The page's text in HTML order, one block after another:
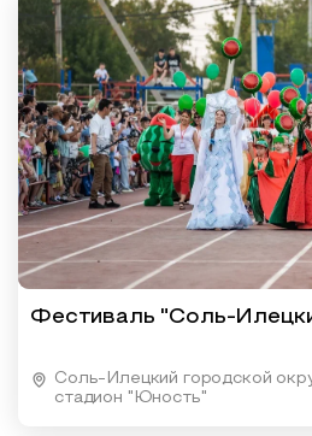
Фестиваль "Соль-
Соль-Илецкий городской
стадион "Юность"